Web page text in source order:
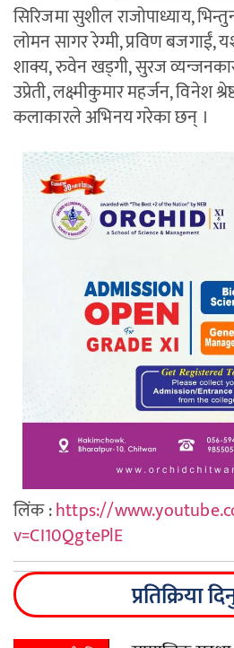
सिरिजमा सुशील राजोपाध्याय,
लोमन सागर रेग्मी, प्रविण बजगाईं,
शाक्य, रुवेन खड्गी, सुरज
उप्रेती, लक्ष्मीकुमार महर्जन, विनेश
कलाकारले अभिनय गरेका छन् ।
लिंक :https://
v=CI10QgtePlE
प्रतिक्रिया